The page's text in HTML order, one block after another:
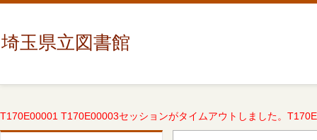
埼玉県立図書館
T170E00001 T170E00003セッションがタイムアウトしました。